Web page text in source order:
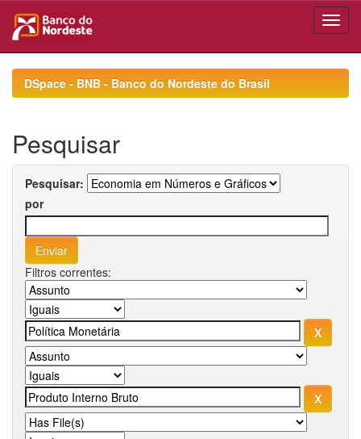
navigationDSpace - BNB - Banco do Nordeste do Brasil
Pesquisar
Pesquisar:
por
Filtros correntes: